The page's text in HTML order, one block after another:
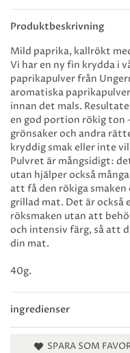
Produktbeskrivning
ingredienser
Mild paprika, kallrökt
Vi har en ny fin krydda i
paprikapulver från
aromatiska
innan det mals.
en god portion rökig ton
grönsaker och andra
kryddig smak eller inte
Pulvret är mångsidigt:
utan hjälper också
att få den rökiga
grillad mat. Det är
röksmaken utan att
och intensiv färg, så att
din mat.
40g.
SPARA SOM